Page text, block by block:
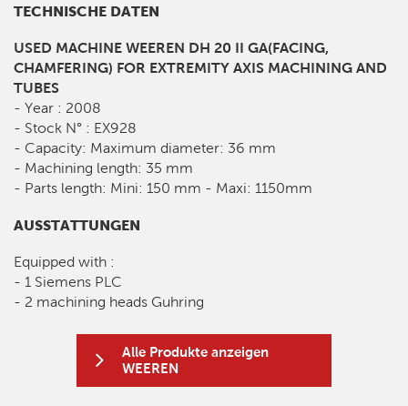
TECHNISCHE DATEN
USED MACHINE WEEREN DH 20 II GA(FACING,
CHAMFERING) FOR EXTREMITY AXIS MACHINING AND
TUBES
- Year : 2008
- Stock N° : EX928
- Capacity: Maximum diameter: 36 mm
- Machining length: 35 mm
- Parts length: Mini: 150 mm - Maxi: 1150mm
AUSSTATTUNGEN
Equipped with :
- 1 Siemens PLC
- 2 machining heads Guhring
Alle Produkte anzeigen
WEEREN